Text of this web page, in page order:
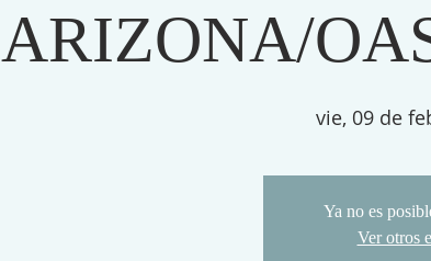
ARIZONA/
vie, 09 de
Ya no es
Ver otros